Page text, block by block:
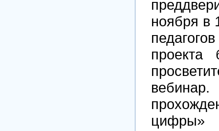
ноября в
проекта
цифры»